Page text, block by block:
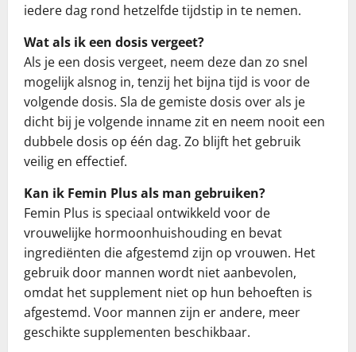
iedere dag rond hetzelfde tijdstip in te nemen.
Wat als ik een dosis vergeet?
Als je een dosis vergeet, neem deze dan zo snel
mogelijk alsnog in, tenzij het bijna tijd is voor de
volgende dosis. Sla de gemiste dosis over als je
dicht bij je volgende inname zit en neem nooit een
dubbele dosis op één dag. Zo blijft het gebruik
veilig en effectief.
Kan ik Femin Plus als man gebruiken?
Femin Plus is speciaal ontwikkeld voor de
vrouwelijke hormoonhuishouding en bevat
ingrediënten die afgestemd zijn op vrouwen. Het
gebruik door mannen wordt niet aanbevolen,
omdat het supplement niet op hun behoeften is
afgestemd. Voor mannen zijn er andere, meer
geschikte supplementen beschikbaar.